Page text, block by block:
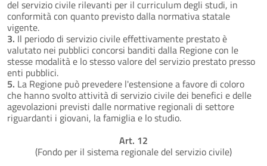
del servizio civile rilevanti per il curriculum degli studi, in
conformità con quanto previsto dalla normativa statale
vigente.
3. Il periodo di servizio civile effettivamente prestato è
valutato nei pubblici concorsi banditi dalla Regione con le
stesse modalità e lo stesso valore del servizio prestato presso
enti pubblici.
5. La Regione può prevedere l'estensione a favore di coloro
che hanno svolto attività di servizio civile dei benefici e delle
agevolazioni previsti dalle normative regionali di settore
riguardanti i giovani, la famiglia e lo studio.
Art. 12
(Fondo per il sistema regionale del servizio civile)